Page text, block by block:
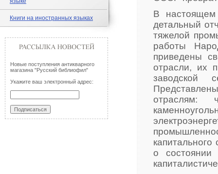
Книги на иностранных языках
Новые поступления антикварного
магазина "Русский библиофил"
Укажите ваш электронный адрес:
В
детальный
тяжелой
работы
приведены
отрасли, их
заводской
отраслям:
о